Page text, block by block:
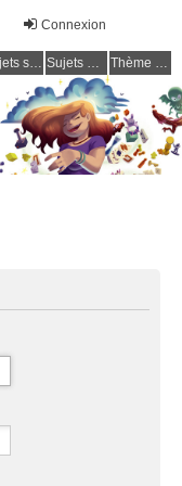
Connexion
Sujets sans réponse Sujets actifs Thème clair / foncé